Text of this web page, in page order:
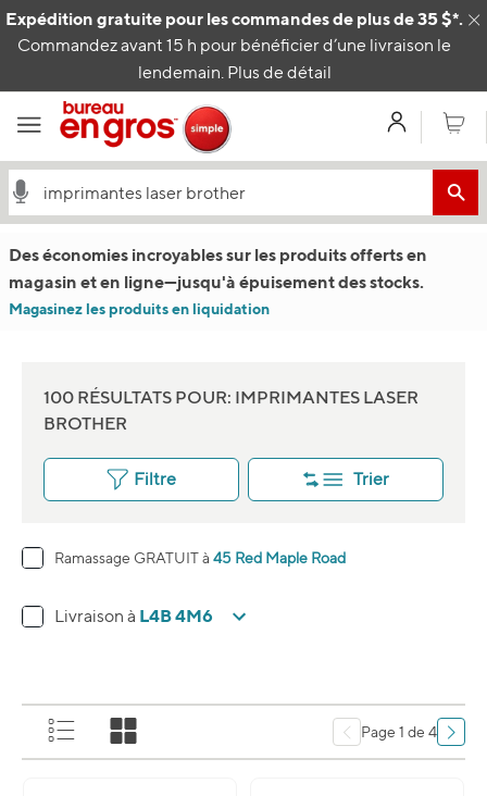
Expédition gratuite pour les commandes de plus de 35 $*.
Commandez avant 15 h pour bénéficier d’une livraison le
lendemain. Plus de détail
MonPanier
Passer au contenu
Des économies incroyables sur les produits offerts en
magasin et en ligne—jusqu'à épuisement des stocks.
Magasinez les produits en liquidation
100 RÉSULTATS POUR: IMPRIMANTES LASER
BROTHER
Filtre Trier
Ramassage GRATUIT à 45 Red Maple Road
Livraison à L4B 4M6
Page 1 de 4